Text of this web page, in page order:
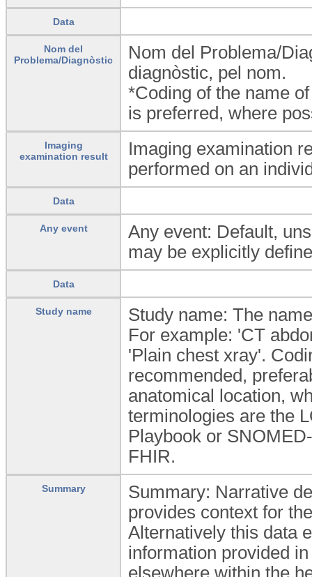
Data
Nom del
Problema/Diagnòstic
Nom del Problema/
diagnòstic, pel nom.
*Coding of the name
is preferred, where
Imaging
examination result
Imaging examination
performed on an
Data
Any event
Any event: Default,
may be explicitly
Data
Study name
Study name: The
For example: 'CT
'Plain chest xray'.
recommended,
anatomical location,
terminologies are the
Playbook or
FHIR.
Summary
Summary: Narrative
provides context for
Alternatively this data
information provided
elsewhere within the